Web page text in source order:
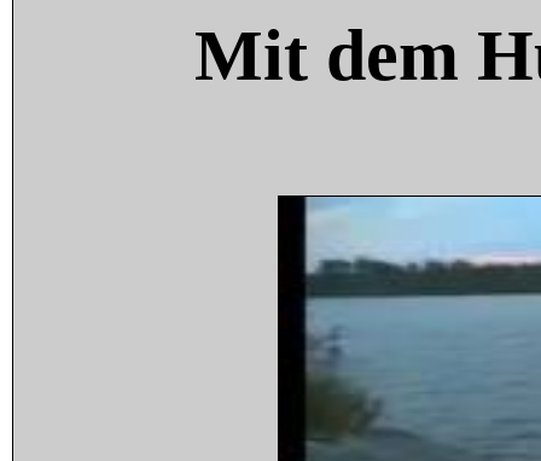
Mit dem